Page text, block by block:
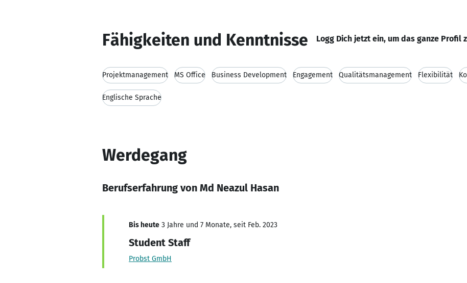
Fähigkeiten und Kenntnisse Logg Dich jetzt ein, um das ganze Profil
Projektmanagement MS Office Business Development Engagement Qualitätsmanagement Flexibilität
Englische Sprache
Werdegang
Berufserfahrung von Md Neazul Hasan
Bis heute 3 Jahre und 7 Monate, seit Feb. 2023
Student Staff
Probst GmbH